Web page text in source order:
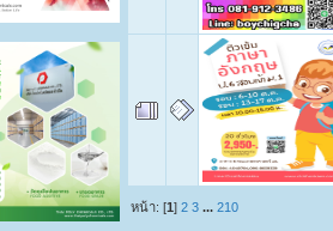
หน้า: [1]2 3 ...210